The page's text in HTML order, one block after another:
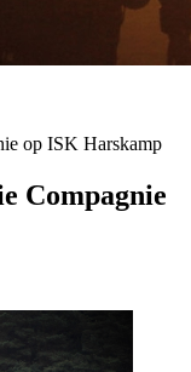
op ISK Harskamp
Compagnie